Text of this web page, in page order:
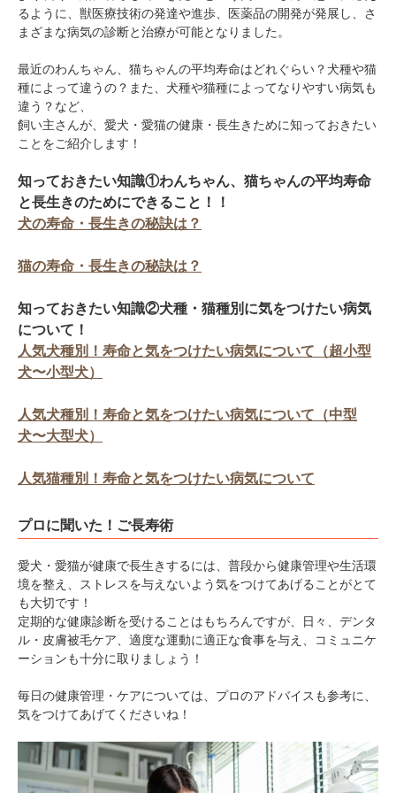
るように、獣医療技術の発達や進歩、医薬品の開発が発展し、さ
まざまな病気の診断と治療が可能となりました。
最近のわんちゃん、猫ちゃんの平均寿命はどれぐらい？犬種や猫
種によって違うの？また、犬種や猫種によってなりやすい病気も
違う？など、
飼い主さんが、愛犬・愛猫の健康・長生きために知っておきたい
ことをご紹介します！
知っておきたい知識①わんちゃん、猫ちゃんの平均寿命
と長生きのためにできること！！
犬の寿命・長生きの秘訣は？
猫の寿命・長生きの秘訣は？
知っておきたい知識②犬種・猫種別に気をつけたい病気
について！
人気犬種別！寿命と気をつけたい病気について（超小型
犬〜小型犬）
人気犬種別！寿命と気をつけたい病気について（中型
犬〜大型犬）
人気猫種別！寿命と気をつけたい病気について
プロに聞いた！ご長寿術
愛犬・愛猫が健康で長生きするには、普段から健康管理や生活環
境を整え、ストレスを与えないよう気をつけてあげることがとて
も大切です！
定期的な健康診断を受けることはもちろんですが、日々、デンタ
ル・皮膚被毛ケア、適度な運動に適正な食事を与え、コミュニケ
ーションも十分に取りましょう！
毎日の健康管理・ケアについては、プロのアドバイスも参考に、
気をつけてあげてくださいね！
pecodogs
アプリで開く
アプリをダウンロードする